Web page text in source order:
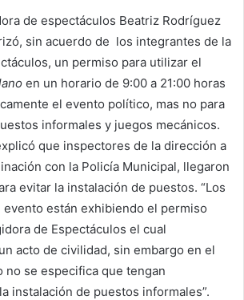
de espectáculos Beatriz Rodríguez
sin acuerdo de los integrantes de la
un permiso para utilizar el
en un horario de 9:00 a 21:00 horas
el evento político, mas no para
informales y juegos mecánicos.
que inspectores de la dirección a
con la Policía Municipal, llegaron
evitar la instalación de puestos. “Los
están exhibiendo el permiso
de Espectáculos el cual
acto de civilidad, sin embargo en el
no se especifica que tengan
instalación de puestos informales”.